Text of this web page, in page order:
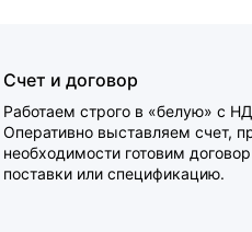
Счет и договор
Работаем строго в «белую» с
Оперативно выставляем счет,
необходимости готовим договор
поставки или спецификацию.